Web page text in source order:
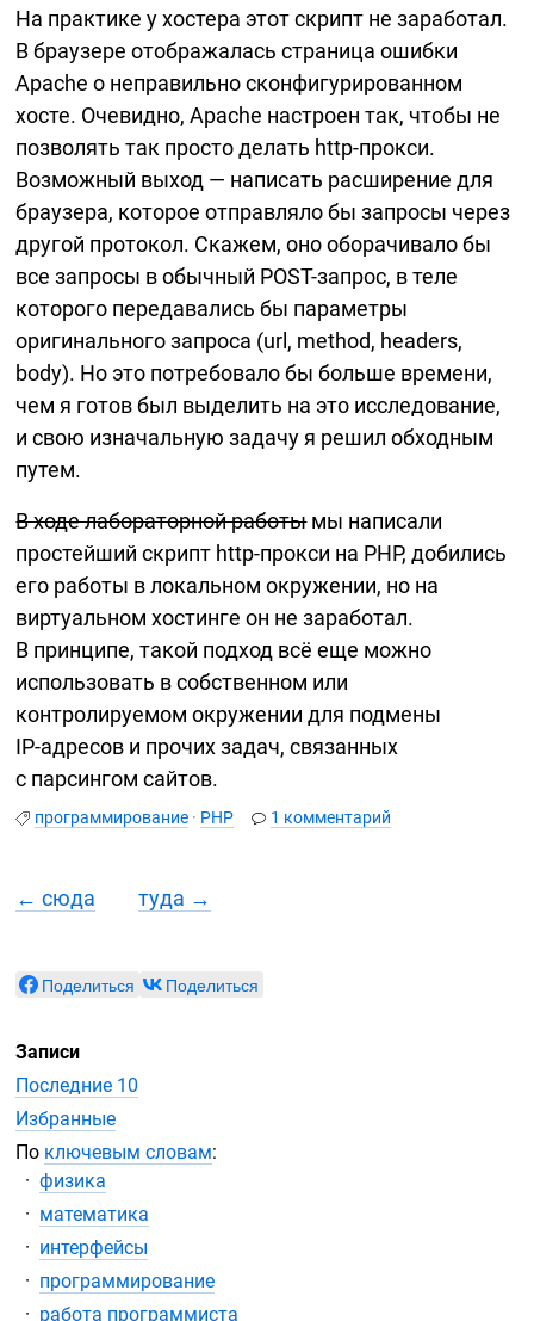
На практике у хостера этот скрипт не заработал.
В браузере отображалась страница ошибки
Apache о неправильно сконфигурированном
хосте. Очевидно, Apache настроен так, чтобы не
позволять так просто делать http-прокси.
Возможный выход — написать расширение для
браузера, которое отправляло бы запросы через
другой протокол. Скажем, оно оборачивало бы
все запросы в обычный POST-запрос, в теле
которого передавались бы параметры
оригинального запроса (url, method, headers,
body). Но это потребовало бы больше времени,
чем я готов был выделить на это исследование,
и свою изначальную задачу я решил обходным
путем.
В ходе лабораторной работымы написали
простейший скрипт http-прокси на PHP, добились
его работы в локальном окружении, но на
виртуальном хостинге он не заработал.
В принципе, такой подход всё еще можно
использовать в собственном или
контролируемом окружении для подмены
IP-адресов и прочих задач, связанных
с парсингом сайтов.
программирование · PHP 1 комментарий
← сюда туда →
Поделиться Поделиться
Записи
Последние 10
Избранные
По ключевым словам:
физика
математика
интерфейсы
программирование
работа программиста